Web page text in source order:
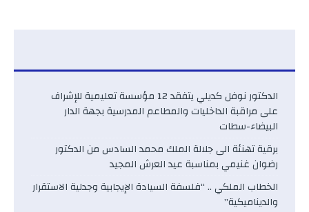
الدكتور نوفل كديلي يتفقد 12 مؤسسة تعليمية للإشراف
على مراقبة الداخليات والمطاعم المدرسية بجهة الدار
البيضاء-سطات
برقية تهنئة الى جلالة الملك محمد السادس من الدكتور
رضوان غنيمي بمناسبة عيد العرش المجيد
الخطاب الملكي .. “فلسفة السيادة الإيجابية وجدلية الاستقرار
والديناميكية”